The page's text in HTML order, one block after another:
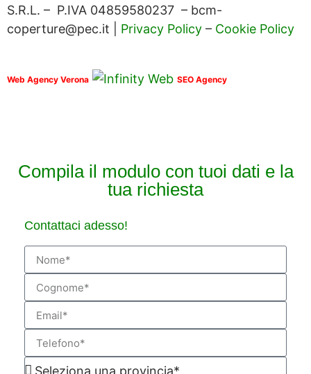
S.R.L. – P.IVA 04859580237 – bcm-
coperture@pec.it | Privacy Policy – Cookie Policy
Web Agency Verona SEO Agency
Compila il modulo con tuoi dati e la
tua richiesta
Contattaci adesso!